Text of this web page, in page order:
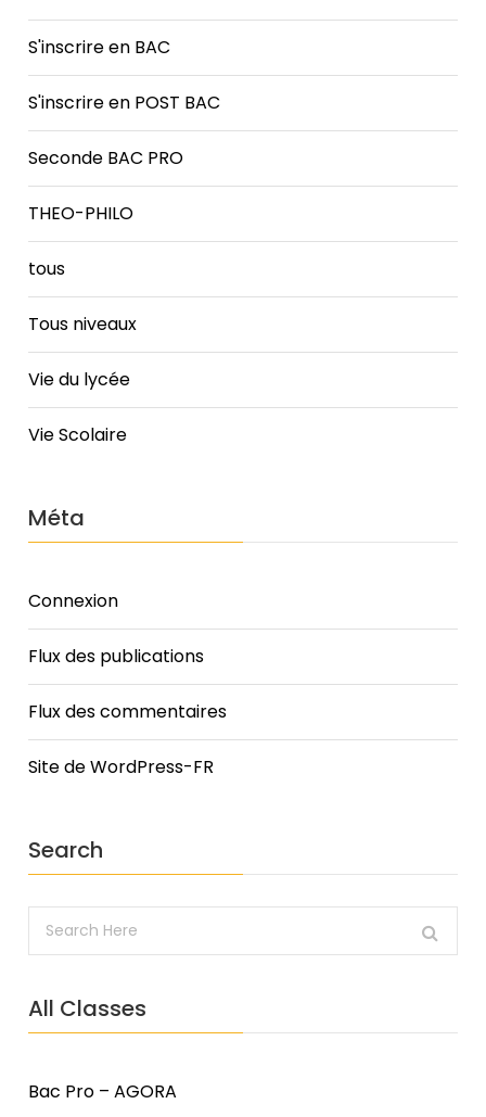
S'inscrire en BAC
S'inscrire en POST BAC
Seconde BAC PRO
THEO-PHILO
tous
Tous niveaux
Vie du lycée
Vie Scolaire
Méta
Connexion
Flux des publications
Flux des commentaires
Site de WordPress-FR
Search
All Classes
Bac Pro – AGORA